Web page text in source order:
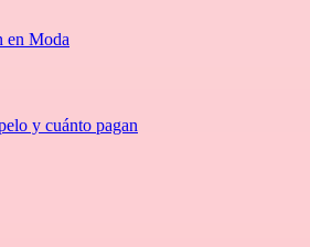
en Moda
y cuánto pagan